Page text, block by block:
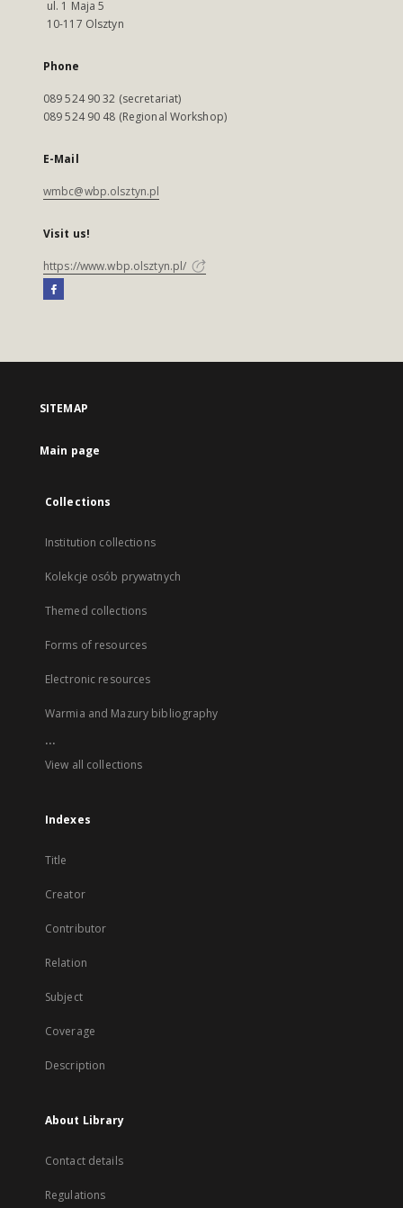
ul. 1 Maja 5
10-117 Olsztyn
Phone
089 524 90 32 (secretariat)
089 524 90 48 (Regional Workshop)
E-Mail
wmbc@wbp.olsztyn.pl
Visit us!
https://www.wbp.olsztyn.pl/
SITEMAP
Main page
Collections
Institution collections
Kolekcje osób prywatnych
Themed collections
Forms of resources
Electronic resources
Warmia and Mazury bibliography
...
View all collections
Indexes
Title
Creator
Contributor
Relation
Subject
Coverage
Description
About Library
Contact details
Regulations